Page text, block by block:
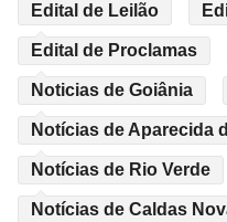
Edital de Leilão
Edital de Proclamas
Noticias de Goiânia
Notícias de Aparecida
Notícias de Rio Verde
Notícias de Caldas